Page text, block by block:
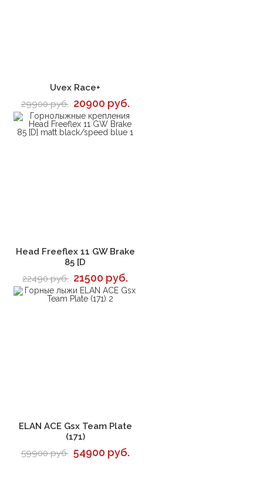
В корзину
Uvex Race+
29900 руб. 20900 руб.
В корзину
Head Freeflex 11 GW Brake
85 [D
22490 руб. 21500 руб.
В корзину
ELAN ACE Gsx Team Plate
(171)
59900 руб. 54900 руб.